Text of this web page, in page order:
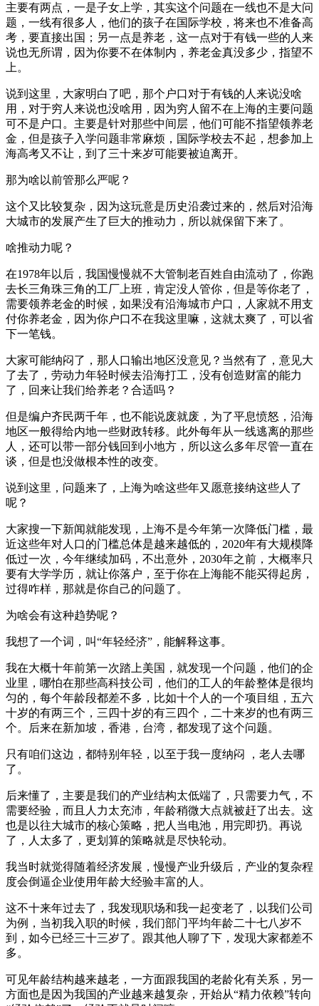
主要有两点，一是子女上学，其实这个问题在一线也不是大问
题，一线有很多人，他们的孩子在国际学校，将来也不准备高
考，要直接出国；另一点是养老，这一点对于有钱一些的人来
说也无所谓，因为你要不在体制内，养老金真没多少，指望不
上。
说到这里，大家明白了吧，那个户口对于有钱的人来说没啥
用，对于穷人来说也没啥用，因为穷人留不在上海的主要问题
可不是户口。主要是针对那些中间层，他们可能不指望领养老
金，但是孩子入学问题非常麻烦，国际学校去不起，想参加上
海高考又不让，到了三十来岁可能要被迫离开。
那为啥以前管那么严呢？
这个又比较复杂，因为这玩意是历史沿袭过来的，然后对沿海
大城市的发展产生了巨大的推动力，所以就保留下来了。
啥推动力呢？
在1978年以后，我国慢慢就不大管制老百姓自由流动了，你跑
去长三角珠三角的工厂上班，肯定没人管你，但是等你老了，
需要领养老金的时候，如果没有沿海城市户口，人家就不用支
付你养老金，因为你户口不在我这里嘛，这就太爽了，可以省
下一笔钱。
大家可能纳闷了，那人口输出地区没意见？当然有了，意见大
了去了，劳动力年轻时候去沿海打工，没有创造财富的能力
了，回来让我们给养老？合适吗？
但是编户齐民两千年，也不能说废就废，为了平息愤怒，沿海
地区一般得给内地一些财政转移。此外每年从一线逃离的那些
人，还可以带一部分钱回到小地方，所以这么多年尽管一直在
谈，但是也没做根本性的改变。
说到这里，问题来了，上海为啥这些年又愿意接纳这些人了
呢？
大家搜一下新闻就能发现，上海不是今年第一次降低门槛，最
近这些年对人口的门槛总体是越来越低的，2020年有大规模降
低过一次，今年继续加码，不出意外，2030年之前，大概率只
要有大学学历，就让你落户，至于你在上海能不能买得起房，
过得咋样，那就是你自己的问题了。
为啥会有这种趋势呢？
我想了一个词，叫“年轻经济”，能解释这事。
我在大概十年前第一次踏上美国，就发现一个问题，他们的企
业里，哪怕在那些高科技公司，他们的工人的年龄整体是很均
匀的，每个年龄段都差不多，比如十个人的一个项目组，五六
十岁的有两三个，三四十岁的有三四个，二十来岁的也有两三
个。后来在新加坡，香港，台湾，都发现了这个问题。
只有咱们这边，都特别年轻，以至于我一度纳闷 ，老人去哪
了。
后来懂了，主要是我们的产业结构太低端了，只需要力气，不
需要经验，而且人力太充沛，年龄稍微大点就被赶了出去。这
也是以往大城市的核心策略，把人当电池，用完即扔。再说
了，人太多了，更划算的策略就是尽快轮动。
我当时就觉得随着经济发展，慢慢产业升级后，产业的复杂程
度会倒逼企业使用年龄大经验丰富的人。
这不十来年过去了，我发现职场和我一起变老了，以我们公司
为例，当初我入职的时候，我们部门平均年龄二十七八岁不
到，如今已经三十三岁了。跟其他人聊了下，发现大家都差不
多。
可见年龄结构越来越老，一方面跟我国的老龄化有关系，另一
方面也是因为我国的产业越来越复杂，开始从“精力依赖”转向